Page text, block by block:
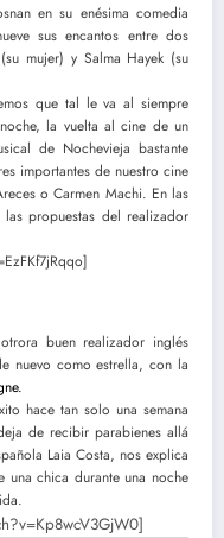
en su enésima comedia
sus encantos entre dos
mujer) y Salma Hayek (su
que tal le va al siempre
la vuelta al cine de un
de Nochevieja bastante
importantes de nuestro cine
o Carmen Machi. En las
propuestas del realizador
buen realizador inglés
nuevo como estrella, con la
hace tan solo una semana
de recibir parabienes allá
Laia Costa, nos explica
chica durante una noche